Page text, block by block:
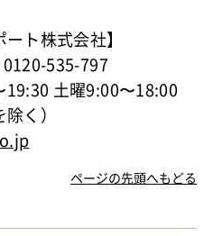
ト株式会社】
535-797
土曜9:00〜18:00
く）
ページの先頭へもどる